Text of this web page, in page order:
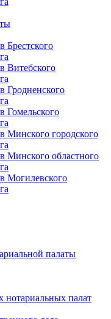
Брестского
Витебского
Гродненского
Гомельского
Минского городского
Минского областного
Могилевского
палаты
нотариальных палат